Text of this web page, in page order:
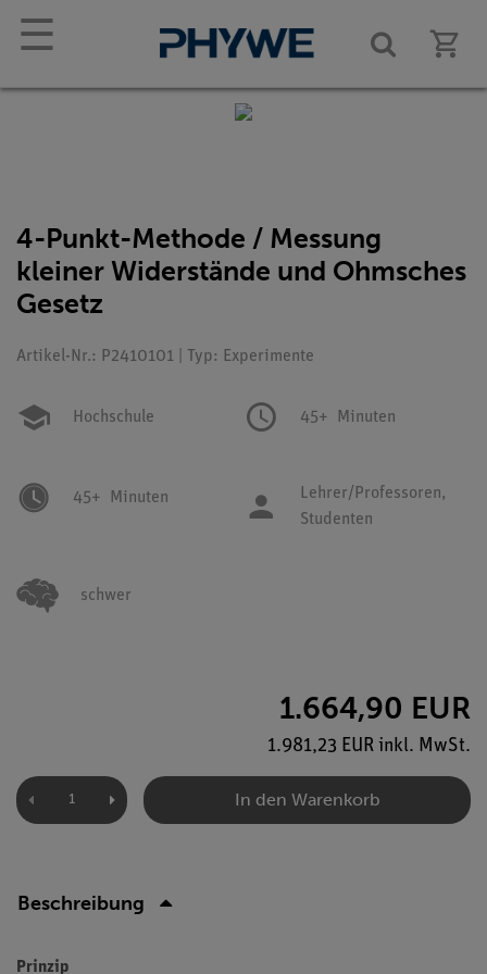
☰
4-Punkt-Methode / Messung
kleiner Widerstände und Ohmsches
Gesetz
Artikel-Nr.: P2410101 | Typ: Experimente
Hochschule 45+ Minuten
45+ Minuten
Lehrer/Professoren,
Studenten
schwer
1.664,90 EUR
1.981,23 EUR inkl. MwSt.
In den Warenkorb
Beschreibung
Prinzip